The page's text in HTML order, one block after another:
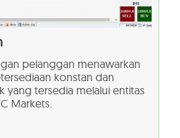
pelanggan menawarkan
konstan dan
yang tersedia melalui entitas
Markets.